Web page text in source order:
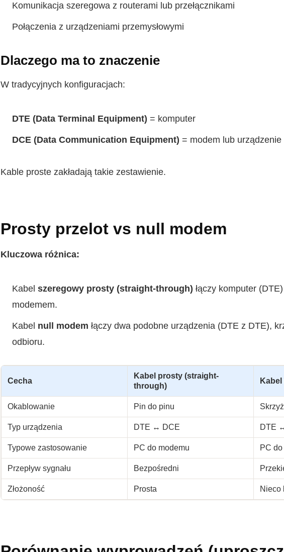
Komunikacja szeregowa z routerami lub przełącznikami
Połączenia z urządzeniami przemysłowymi
Dlaczego ma to znaczenie
W tradycyjnych konfiguracjach:
DTE (Data Terminal Equipment) = komputer
DCE (Data Communication Equipment) = modem lub
Kable proste zakładają takie zestawienie.
Prosty przelot vs null modem
Kluczowa różnica:
Kabel szeregowy prosty (straight-through) łączy komputer
modemem.
Kabel null modem łączy dwa podobne urządzenia (DTE z DTE),
odbioru.
Cecha
Kabel prosty (straight-
through)
Okablowanie Pin do pinu
Typ urządzenia DTE ↔ DCE DTE
Typowe zastosowanie PC do modemu PC
Przepływ sygnału Bezpośredni
Złożoność Prosta Nieco